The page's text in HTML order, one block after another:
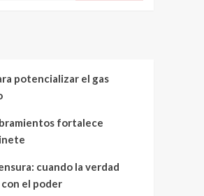
potencializar el gas
fortalece
cuando la verdad
el poder